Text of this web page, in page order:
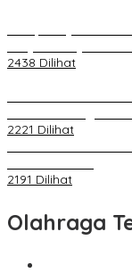
2438 Dilihat
2221 Dilihat
2191 Dilihat
Olahraga